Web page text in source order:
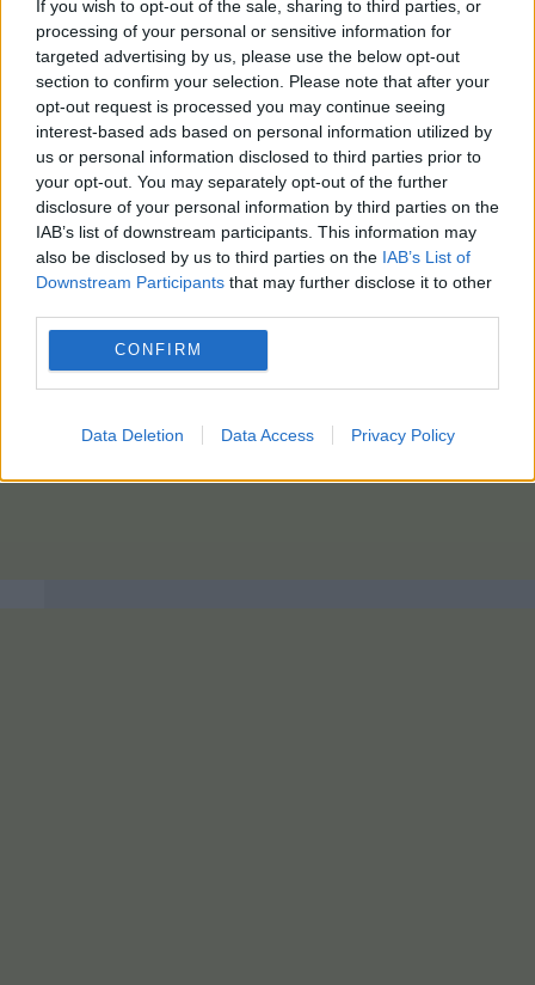
If you wish to opt-out of the sale, sharing to third parties, or
processing of your personal or sensitive information for
targeted advertising by us, please use the below opt-out
section to confirm your selection. Please note that after your
opt-out request is processed you may continue seeing
interest-based ads based on personal information utilized by
us or personal information disclosed to third parties prior to
your opt-out. You may separately opt-out of the further
disclosure of your personal information by third parties on the
IAB’s list of downstream participants. This information may
also be disclosed by us to third parties on the IAB’s List of
Downstream Participants that may further disclose it to other
CONFIRM
Data Deletion Data Access Privacy Policy